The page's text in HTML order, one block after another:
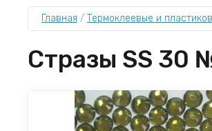
Главная / Термоклеевые и
Стразы SS 30